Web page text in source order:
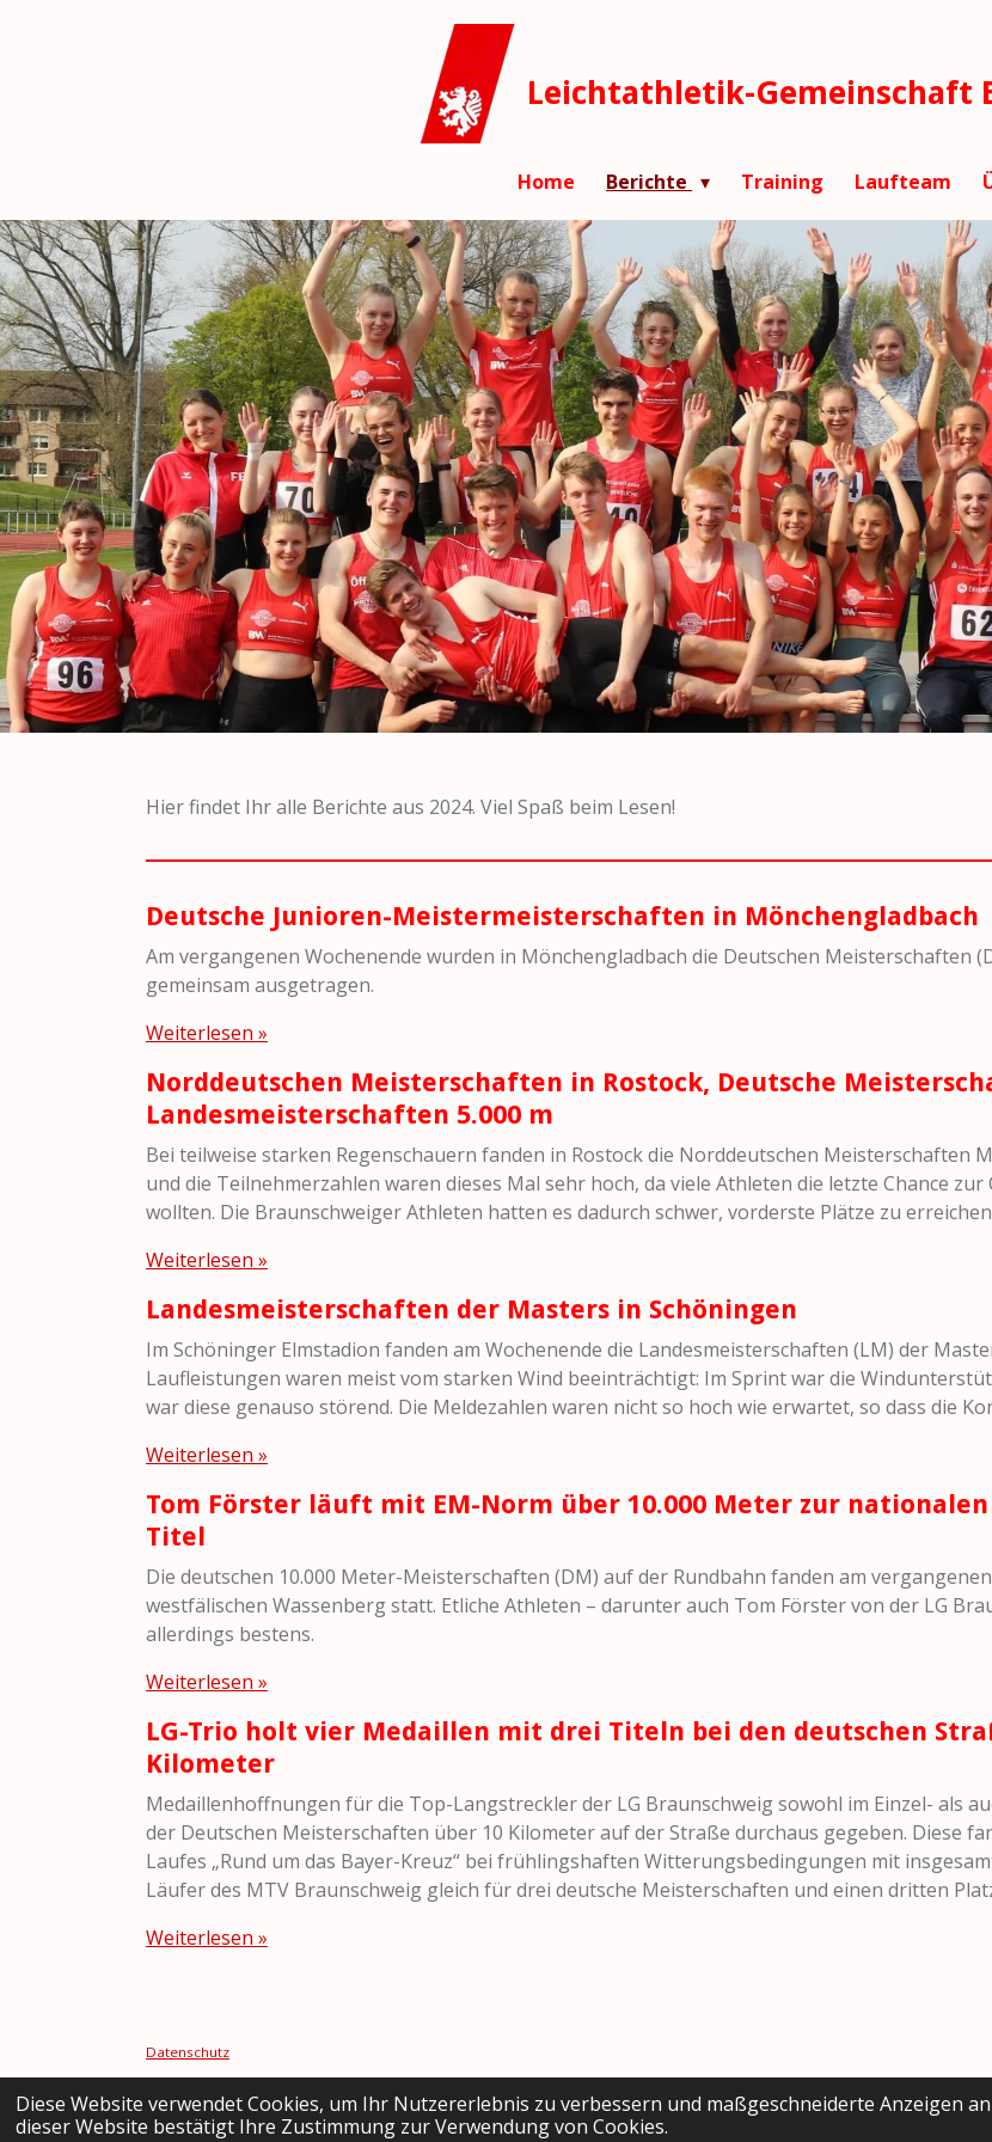
Diese Website verwendet Cookies, um Ihr Nutzererlebnis zu verbessern und maßgeschneiderte Anzeigen
dieser Website bestätigt Ihre Zustimmung zur Verwendung von Cookies.
Leichtathletik-Gemeinschaft
Home Berichte Training Laufteam
Hier findet Ihr alle Berichte aus 2024. Viel Spaß beim Lesen!
Deutsche Junioren-Meistermeisterschaften in Mönchengladbach
Am vergangenen Wochenende wurden in Mönchengladbach die Deutschen Meisterschaften
gemeinsam ausgetragen.
Weiterlesen »
Norddeutschen Meisterschaften in Rostock, Deutsche
Landesmeisterschaften 5.000 m
Bei teilweise starken Regenschauern fanden in Rostock die Norddeutschen Meisterschaften
und die Teilnehmerzahlen waren dieses Mal sehr hoch, da viele Athleten die letzte Chance
wollten. Die Braunschweiger Athleten hatten es dadurch schwer, vorderste Plätze zu
Weiterlesen »
Landesmeisterschaften der Masters in Schöningen
Im Schöninger Elmstadion fanden am Wochenende die Landesmeisterschaften (LM) der
Laufleistungen waren meist vom starken Wind beeinträchtigt: Im Sprint war die
war diese genauso störend. Die Meldezahlen waren nicht so hoch wie erwartet, so dass die
Weiterlesen »
Tom Förster läuft mit EM-Norm über 10.000 Meter zur
Titel
Die deutschen 10.000 Meter-Meisterschaften (DM) auf der Rundbahn fanden am
westfälischen Wassenberg statt. Etliche Athleten – darunter auch Tom Förster von der LG
allerdings bestens.
Weiterlesen »
LG-Trio holt vier Medaillen mit drei Titeln bei den deutschen
Kilometer
Medaillenhoffnungen für die Top-Langstreckler der LG Braunschweig sowohl im Einzel- als
der Deutschen Meisterschaften über 10 Kilometer auf der Straße durchaus gegeben. Diese
Laufes „Rund um das Bayer-Kreuz“ bei frühlingshaften Witterungsbedingungen mit
Läufer des MTV Braunschweig gleich für drei deutsche Meisterschaften und einen dritten
Weiterlesen »
Datenschutz
© 2022 - 2026 Alle Rechte vorbehalten